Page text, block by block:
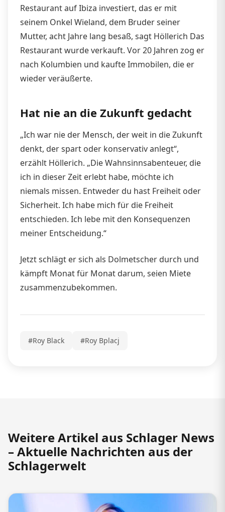
Restaurant auf Ibiza investiert, das er mit
seinem Onkel Wieland, dem Bruder seiner
Mutter, acht Jahre lang besaß, sagt Höllerich Das
Restaurant wurde verkauft. Vor 20 Jahren zog er
nach Kolumbien und kaufte Immobilen, die er
wieder veräußerte.
Hat nie an die Zukunft gedacht
„Ich war nie der Mensch, der weit in die Zukunft
denkt, der spart oder konservativ anlegt“,
erzählt Höllerich. „Die Wahnsinnsabenteuer, die
ich in dieser Zeit erlebt habe, möchte ich
niemals missen. Entweder du hast Freiheit oder
Sicherheit. Ich habe mich für die Freiheit
entschieden. Ich lebe mit den Konsequenzen
meiner Entscheidung.“
Jetzt schlägt er sich als Dolmetscher durch und
kämpft Monat für Monat darum, seien Miete
zusammenzubekommen.
#Roy Black #Roy Bplacj
Weitere Artikel aus Schlager News
– Aktuelle Nachrichten aus der
Schlagerwelt